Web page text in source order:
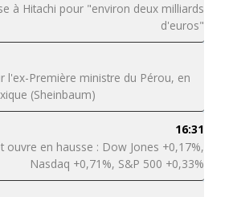
à Hitachi pour "environ deux milliards
d'euros"
l'ex-Première ministre du Pérou, en
(Sheinbaum)
16:31
ouvre en hausse : Dow Jones +0,17%,
Nasdaq +0,71%, S&P 500 +0,33%